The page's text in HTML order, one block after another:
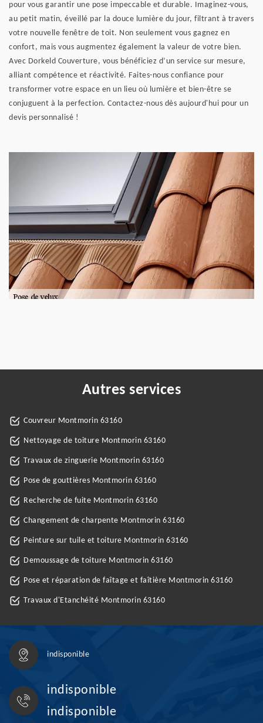
pour vous garantir une pose impeccable et durable. Imaginez-vous,
au petit matin, éveillé par la douce lumière du jour, filtrant à travers
votre nouvelle fenêtre de toit. Non seulement vous gagnez en
confort, mais vous augmentez également la valeur de votre bien.
Avec Dorkeld Couverture, vous bénéficiez d’un service sur mesure,
alliant compétence et réactivité. Faites-nous confiance pour
transformer votre espace en un lieu où lumière et bien-être se
conjuguent à la perfection. Contactez-nous dès aujourd'hui pour un
devis personnalisé !
Autres services
Couvreur Montmorin 63160
Nettoyage de toiture Montmorin 63160
Travaux de zinguerie Montmorin 63160
Pose de gouttières Montmorin 63160
Recherche de fuite Montmorin 63160
Changement de charpente Montmorin 63160
Peinture sur tuile et toiture Montmorin 63160
Demoussage de toiture Montmorin 63160
Pose et réparation de faîtage et faîtière Montmorin 63160
Travaux d'Etanchéité Montmorin 63160
indisponible
indisponible
indisponible